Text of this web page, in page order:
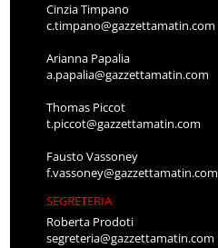
Cinzia Timpano
c.timpano@gazzettamatin.com
Arianna Papalia
a.papalia@gazzettamatin.com
Thomas Piccot
t.piccot@gazzettamatin.com
Fausto Vassoney
f.vassoney@gazzettamatin.com
SEGRETERIA
Roberta Prodoti
segreteria@gazzettamatin.com